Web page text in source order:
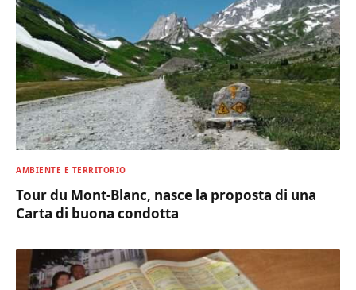
AMBIENTE E TERRITORIO
Tour du Mont-Blanc, nasce la proposta di una
Carta di buona condotta